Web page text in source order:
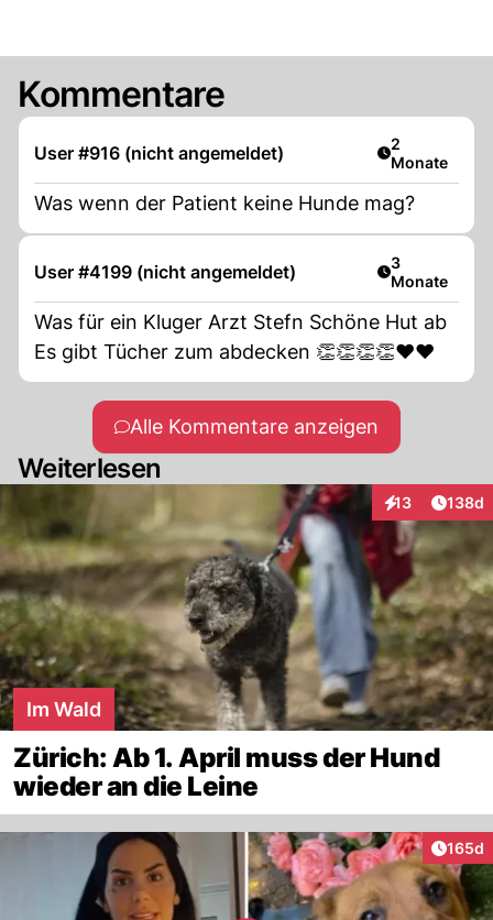
Kommentare
User #916 (nicht angemeldet) Artikel
2
Monate
Was wenn der Patient keine Hunde mag?
User #4199 (nicht angemeldet) Artikel
3
Monate
Was für ein Kluger Arzt Stefn Schöne Hut ab
Es gibt Tücher zum abdecken 👏👏👏👏♥️♥️
Alle Kommentare anzeigen
Weiterlesen
13
Interaktionen
138d
Im Wald
Zürich: Ab 1. April muss der Hund
wieder an die Leine
165d